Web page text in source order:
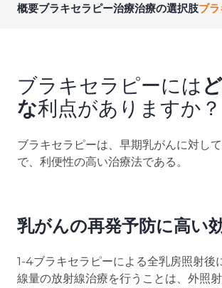
概要ブラキセラピー治療治療の選択肢ブ
ブラキセラピーには
な利点がありますか？
ブラキセラピーは、早期乳がんに対し
で、利便性の高い治療法である。
乳がんの再発予防に高い
1-4ブラキセラピーによる全乳房照射後
線量の放射線治療を行うことは、外照